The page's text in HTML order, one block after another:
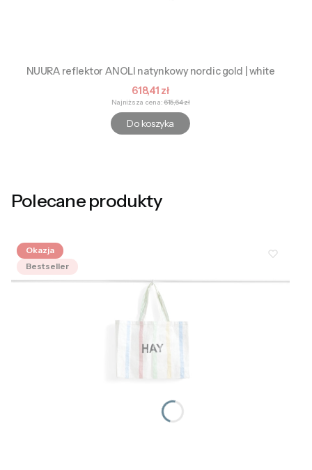
NUURA reflektor ANOLI natynkowy nordic gold | white
Cena promocyjna
618,41 zł
Najniższa cena:615,64 zł
Do koszyka
Polecane produkty
Okazja
Bestseller